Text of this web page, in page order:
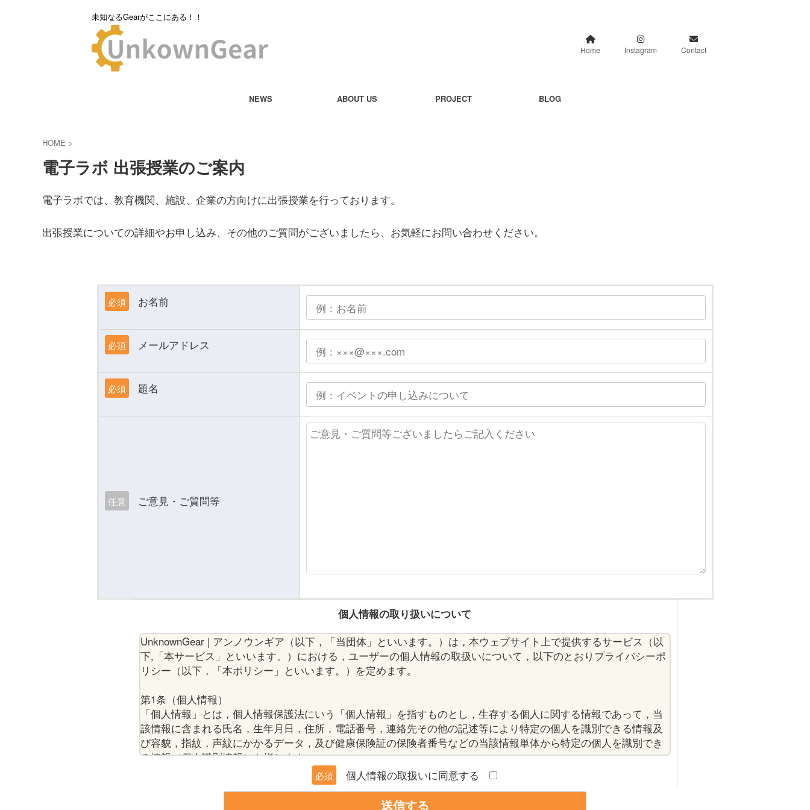
未知なるGearがここにある！！
Home Instagram Contact
NEWS ABOUT US PROJECT BLOG
HOME >
電子ラボ 出張授業のご案内
電子ラボでは、教育機関、施設、企業の方向けに出張授業を行っております。
出張授業についての詳細やお申し込み、その他のご質問がございましたら、お気軽にお問い合わせください。
必須 お名前
必須 メールアドレス
必須 題名
任意 ご意見・ご質問等
個人情報の取り扱いについて
UnknownGear | アンノウンギア（以下，「当団体」といいます。）は，本ウェブサイト上で提供するサービス（以
下,「本サービス」といいます。）における，ユーザーの個人情報の取扱いについて，以下のとおりプライバシーポ
リシー（以下，「本ポリシー」といいます。）を定めます。
第1条（個人情報）
「個人情報」とは，個人情報保護法にいう「個人情報」を指すものとし，生存する個人に関する情報であって，当
該情報に含まれる氏名，生年月日，住所，電話番号，連絡先その他の記述等により特定の個人を識別できる情報及
び容貌，指紋，声紋にかかるデータ，及び健康保険証の保険者番号などの当該情報単体から特定の個人を識別でき
る情報（個人識別情報）を指します。
当団体は，ユーザーが利用登録をする際に氏名，生年月日，住所，電話番号，メールアドレス，銀行口座番号，ク
必須 個人情報の取扱いに同意する